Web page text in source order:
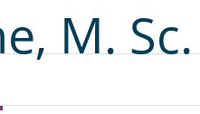
M. Sc.